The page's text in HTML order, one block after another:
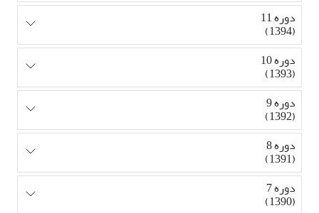
دوره 11
(1394)
دوره 10
(1393)
دوره 9
(1392)
دوره 8
(1391)
دوره 7
(1390)